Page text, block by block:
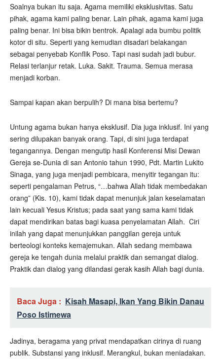
Soalnya bukan itu saja. Agama memiliki eksklusivitas. Satu
pihak, agama kami paling benar. Lain pihak, agama kami juga
paling benar. Ini bisa bikin bentrok. Apalagi ada bumbu politik
kotor di situ. Seperti yang kemudian disadari belakangan
sebagai penyebab Konflik Poso. Tapi nasi sudah jadi bubur.
Relasi terlanjur retak. Luka. Sakit. Trauma. Semua merasa
menjadi korban.
Sampai kapan akan berpulih? Di mana bisa bertemu?
Untung agama bukan hanya eksklusif. Dia juga inklusif. Ini yang
sering dilupakan banyak orang. Tapi, di sini juga terdapat
tegangannya. Dengan mengutip hasil Konferensi Misi Dewan
Gereja se-Dunia di san Antonio tahun 1990, Pdt. Martin Lukito
Sinaga, yang juga menjadi pembicara, menyitir tegangan itu:
seperti pengalaman Petrus, “…bahwa Allah tidak membedakan
orang” (Kis. 10), kami tidak dapat menunjuk jalan keselamatan
lain kecuali Yesus Kristus; pada saat yang sama kami tidak
dapat mendirikan batas bagi kuasa penyelamatan Allah. Ciri
inilah yang dapat menunjukkan panggilan gereja untuk
berteologi konteks kemajemukan. Allah sedang membawa
gereja ke tengah dunia melalui praktik dan semangat dialog.
Praktik dan dialog yang dilandasi gerak kasih Allah bagi dunia.
Baca Juga : Kisah Masapi, Ikan Yang Bikin Danau
Poso Istimewa
Jadinya, beragama yang privat mendapatkan cirinya di ruang
publik. Substansi yang inklusif. Merangkul, bukan meniadakan.